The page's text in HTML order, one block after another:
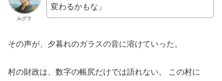
ルグラ
変わるかもな」
その声が、夕暮れのガラスの音に溶けていった。
村の財政は、数字の帳尻だけでは語れない。 この村に